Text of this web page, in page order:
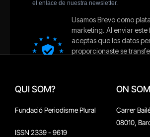
QUI SOM?
Fundació Periodisme Plural
ISSN 2339 - 9619
ON
Carrer
08010,